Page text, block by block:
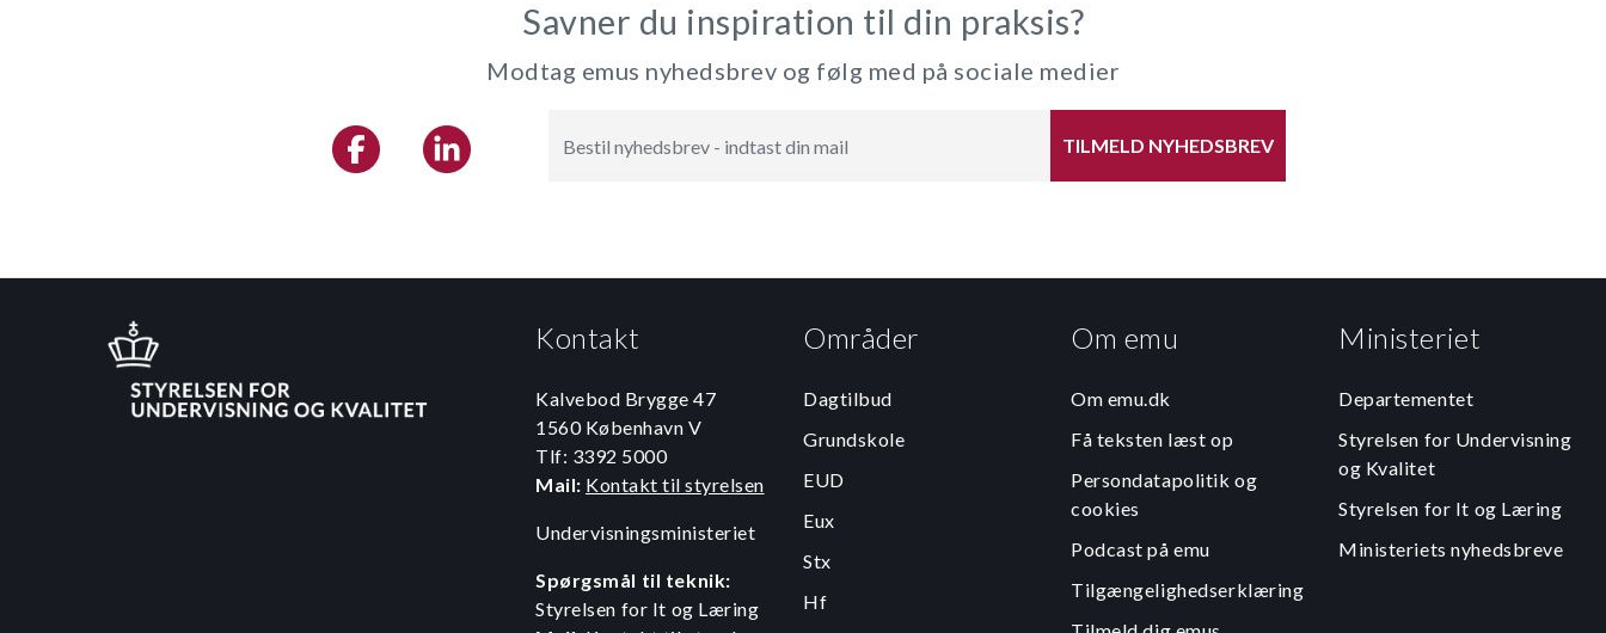
Savner du inspiration til din praksis?
Modtag emus nyhedsbrev og følg med på sociale medier
TILMELD NYHEDSBREV
Kontakt
Kalvebod Brygge 47
1560 København V
Tlf: 3392 5000
Mail: Kontakt til styrelsen
Undervisningsministeriet
Spørgsmål til teknik:
Styrelsen for It og Læring
Områder
Dagtilbud
Grundskole
EUD
Eux
Stx
Hf
Om emu
Om emu.dk
Få teksten læst op
Persondatapolitik og
cookies
Podcast på emu
Tilgængelighedserklæring
Ministeriet
Departementet
Styrelsen for Undervisning
og Kvalitet
Styrelsen for It og Læring
Ministeriets nyhedsbreve